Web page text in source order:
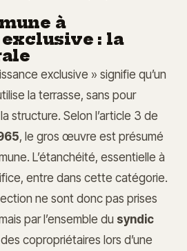
à
: la
exclusive » signifie qu’un
la terrasse, sans pour
structure. Selon l’article 3 de
, le gros œuvre est présumé
L’étanchéité, essentielle à
entre dans cette catégorie.
ne sont donc pas prises
par l’ensemble du syndic
copropriétaires lors d’une